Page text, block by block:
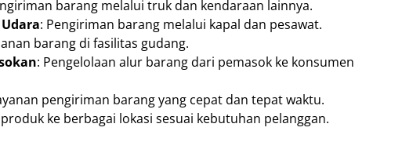
barang melalui truk dan kendaraan lainnya.
: Pengiriman barang melalui kapal dan pesawat.
barang di fasilitas gudang.
: Pengelolaan alur barang dari pemasok ke konsumen
pengiriman barang yang cepat dan tepat waktu.
ke berbagai lokasi sesuai kebutuhan pelanggan.